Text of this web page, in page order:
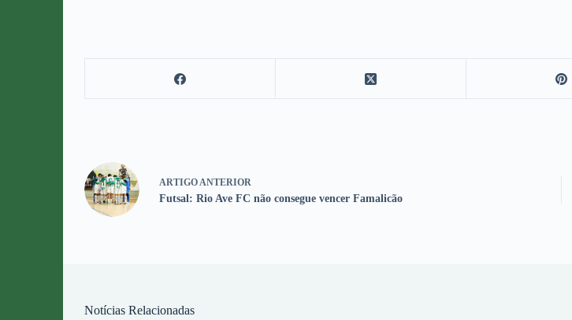
ARTIGO ANTERIOR
Futsal: Rio Ave FC não consegue vencer Famalicão
Notícias Relacionadas